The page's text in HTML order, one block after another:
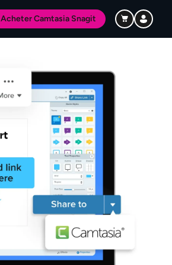
Acheter Camtasia Snagit